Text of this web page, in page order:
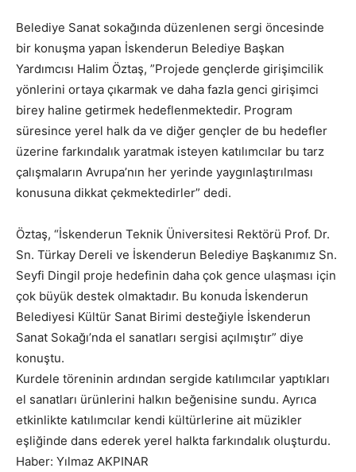
Belediye Sanat sokağında düzenlenen sergi öncesinde
bir konuşma yapan İskenderun Belediye Başkan
Yardımcısı Halim Öztaş, ”Projede gençlerde girişimcilik
yönlerini ortaya çıkarmak ve daha fazla genci girişimci
birey haline getirmek hedeflenmektedir. Program
süresince yerel halk da ve diğer gençler de bu hedefler
üzerine farkındalık yaratmak isteyen katılımcılar bu tarz
çalışmaların Avrupa’nın her yerinde yaygınlaştırılması
konusuna dikkat çekmektedirler” dedi.
Öztaş, “İskenderun Teknik Üniversitesi Rektörü Prof. Dr.
Sn. Türkay Dereli ve İskenderun Belediye Başkanımız Sn.
Seyfi Dingil proje hedefinin daha çok gence ulaşması için
çok büyük destek olmaktadır. Bu konuda İskenderun
Belediyesi Kültür Sanat Birimi desteğiyle İskenderun
Sanat Sokağı’nda el sanatları sergisi açılmıştır” diye
konuştu.
Kurdele töreninin ardından sergide katılımcılar yaptıkları
el sanatları ürünlerini halkın beğenisine sundu. Ayrıca
etkinlikte katılımcılar kendi kültürlerine ait müzikler
eşliğinde dans ederek yerel halkta farkındalık oluşturdu.
Haber: Yılmaz AKPINAR